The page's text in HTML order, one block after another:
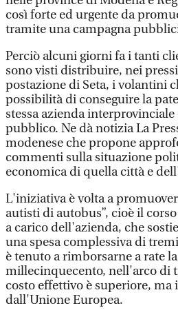
così forte ed urgente da
tramite una campagna
Perciò alcuni giorni fa i tanti
sono visti distribuire, nei
postazione di Seta, i volantini
possibilità di conseguire la
stessa azienda
pubblico. Ne dà notizia La
modenese che propone
commenti sulla situazione
economica di quella città e
L'iniziativa è volta a
autisti di autobus”, cioè il
a carico dell'azienda, che
una spesa complessiva di
è tenuto a rimborsarne a rate
millecinquecento, nell'arco di
costo effettivo è superiore, ma
dall'Unione Europea.